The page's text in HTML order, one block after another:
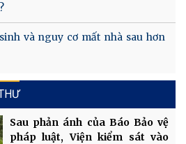
và nguy cơ mất nhà sau hơn
Sau phản ánh của Báo Bảo vệ
pháp luật, Viện kiểm sát vào